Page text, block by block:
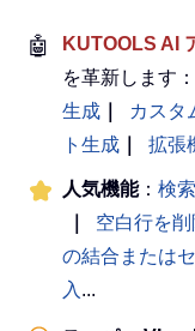
🤖 KUTOOLS AI
を革新します：
生成
カスタ
ト生成
拡張
人気機能： 検
空白行を削
の結合または
入 ...